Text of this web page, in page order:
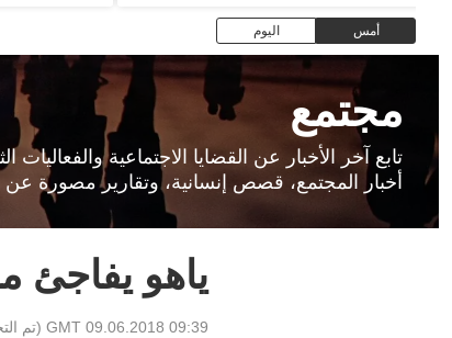
أمس اليوم
مجتمع
تابع آخر الأخبار عن القضايا الاجتماعية
أخبار المجتمع، قصص إنسانية، وتقارير مصورة عن
ياهو يفاجئ
09:39 GMT 09.06.2018 (تم